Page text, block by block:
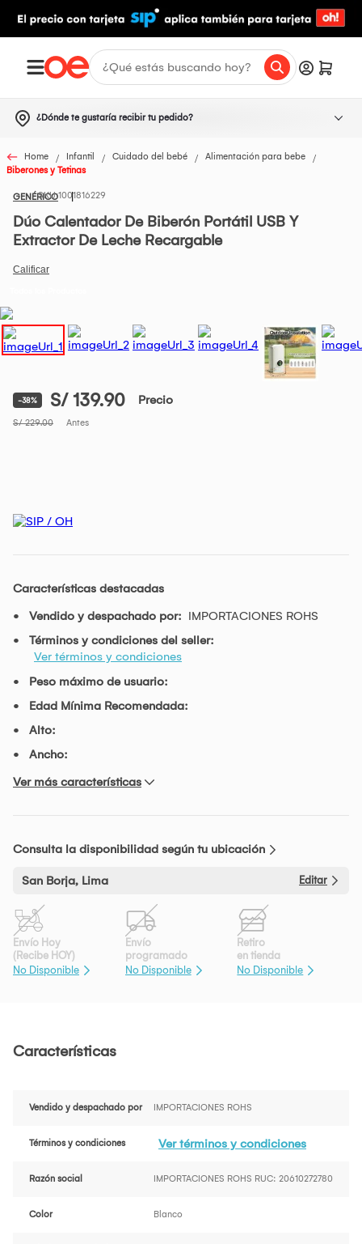
¿Dónde te gustaría recibir tu pedido?
Home Infantil Cuidado del bebé
Alimentación para bebe
Biberones y Tetinas
GENÉRICO1001816229
Dúo Calentador De Biberón Portátil USB Y
Extractor De Leche Recargable
-38% S/ 139.90 Precio
S/ 229.00 Antes
Características destacadas
Vendido y despachado por: IMPORTACIONES ROHS
Términos y condiciones del seller:
Ver términos y condiciones
Peso máximo de usuario:
Edad Mínima Recomendada:
Alto:
Ancho:
Ver más características
Consulta la disponibilidad según tu ubicación
San Borja, Lima Editar
Envío Hoy
(Recibe HOY)
No Disponible
Envío
programado
No Disponible
Retiro
en tienda
No Disponible
Características
Vendido y despachado por IMPORTACIONES ROHS
Términos y condiciones Ver términos y condiciones
Razón social IMPORTACIONES ROHS RUC: 20610272780
Color Blanco